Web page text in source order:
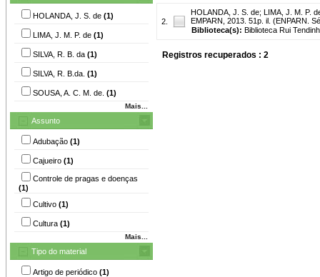
HOLANDA, J. S. de (1)
LIMA, J. M. P. de (1)
SILVA, R. B. da (1)
SILVA, R. B.da. (1)
SOUSA, A. C. M. de. (1)
Mais...
Assunto
Adubação (1)
Cajueiro (1)
Controle de pragas e doenças
(1)
Cultivo (1)
Cultura (1)
Mais...
Tipo do material
Artigo de periódico (1)
2.
HOLANDA, J. S. de; LIMA, J. M. P.
EMPARN, 2013. 51p. il. (ENPARN.
Biblioteca(s): Biblioteca Rui
Registros recuperados : 2